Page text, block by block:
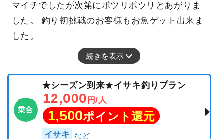
マイチでしたが次第にポツリポツリとあがりま
した。 釣り初挑戦のお客様もお魚ゲット出来ま
した。
続きを表示
乗合
★シーズン到来★イサキ釣りプラン
12,000 円/人
1,500ポイント還元
イサキ